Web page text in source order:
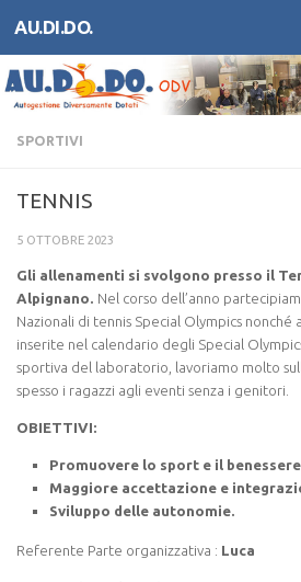
Salta al contenuto
AU.DI.DO.
SPORTIVI
TENNIS
5 OTTOBRE 2023
Gli allenamenti si svolgono presso il
Alpignano. Nel corso dell’anno
Nazionali di tennis Special Olympics
inserite nel calendario degli Special
sportiva del laboratorio, lavoriamo molto
spesso i ragazzi agli eventi senza i genitori.
OBIETTIVI:
Promuovere lo sport e il
Maggiore accettazione e
Sviluppo delle autonomie.
Referente Parte organizzativa : Luca